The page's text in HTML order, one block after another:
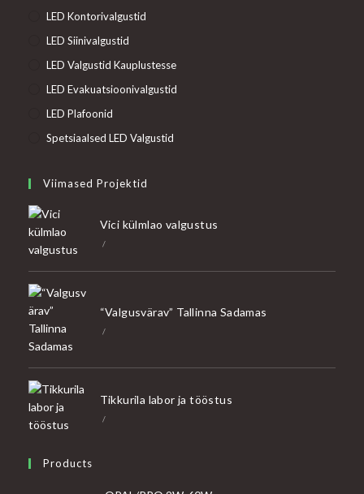
LED Kontorivalgustid
LED Siinivalgustid
LED Valgustid Kauplustesse
LED Evakuatsioonivalgustid
LED Plafoonid
Spetsiaalsed LED Valgustid
Viimased Projektid
Vici külmlao valgustus
/
“Valgusvärav” Tallinna Sadamas
/
Tikkurila labor ja tööstus
/
Products